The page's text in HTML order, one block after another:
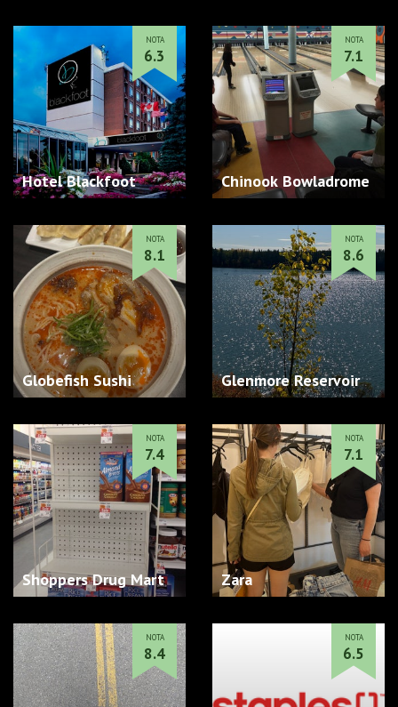
Hotel Blackfoot
NOTA
6.3
Chinook Bowladrome
NOTA
7.1
Globefish Sushi
NOTA
8.1
Glenmore Reservoir
NOTA
8.6
Shoppers Drug Mart
NOTA
7.4
Zara
NOTA
7.1
NOTA
8.4
NOTA
6.5